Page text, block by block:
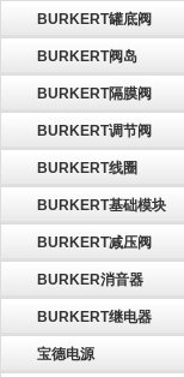
BURKERT罐底阀
BURKERT阀岛
BURKERT隔膜阀
BURKERT调节阀
BURKERT线圈
BURKERT基础模块
BURKERT减压阀
BURKER消音器
BURKERT继电器
宝德电源